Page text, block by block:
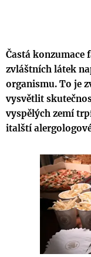
Častá konzumace
zvláštních látek
organismu. To je
vysvětlit
vyspělých zemí
italští